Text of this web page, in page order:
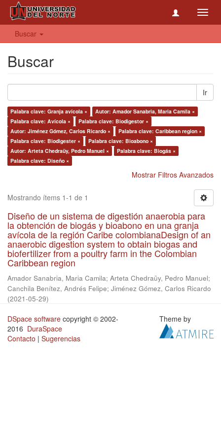
Buscar
Buscar
Ir
Palabra clave: Granja avícola ×
Autor: Amador Sanabria, Maria Camila ×
Palabra clave: Avícola ×
Palabra clave: Biodigestor ×
Autor: Jiménez Gómez, Carlos Ricardo ×
Palabra clave: Caribbean region ×
Palabra clave: Biodigester ×
Palabra clave: Bioabono ×
Autor: Arteta Chedraüy, Pedro Manuel ×
Palabra clave: Biogás ×
Palabra clave: Diseño ×
Mostrar Filtros Avanzados
Mostrando ítems 1-1 de 1
Diseño de un sistema de digestión anaerobia para
la obtención de biogás y bioabono en una granja
avícola de la región Caribe colombianaDesign of an
anaerobic digestion system to obtain biogas and
biofertilizer from a poultry farm in the Colombian
Caribbean region
Amador Sanabria, Maria Camila; Arteta Chedraüy, Pedro Manuel;
Canchila Benítez, Andrés Felipe; Jiménez Gómez, Carlos Ricardo
(2021-05-29)
DSpace software copyright © 2002-
2016 DuraSpace
Contacto | Sugerencias
Theme by